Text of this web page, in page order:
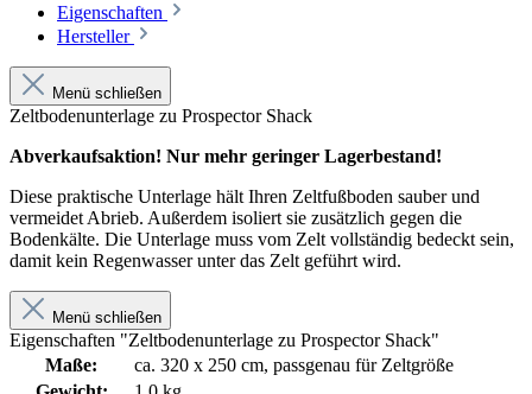
Eigenschaften
Hersteller
Menü schließen
Zeltbodenunterlage zu Prospector Shack
Abverkaufsaktion! Nur mehr geringer Lagerbestand!
Diese praktische Unterlage hält Ihren Zeltfußboden sauber und
vermeidet Abrieb. Außerdem isoliert sie zusätzlich gegen die
Bodenkälte. Die Unterlage muss vom Zelt vollständig bedeckt sein,
damit kein Regenwasser unter das Zelt geführt wird.
Menü schließen
Eigenschaften "Zeltbodenunterlage zu Prospector Shack"
Maße:
ca. 320 x 250 cm, passgenau für Zeltgröße